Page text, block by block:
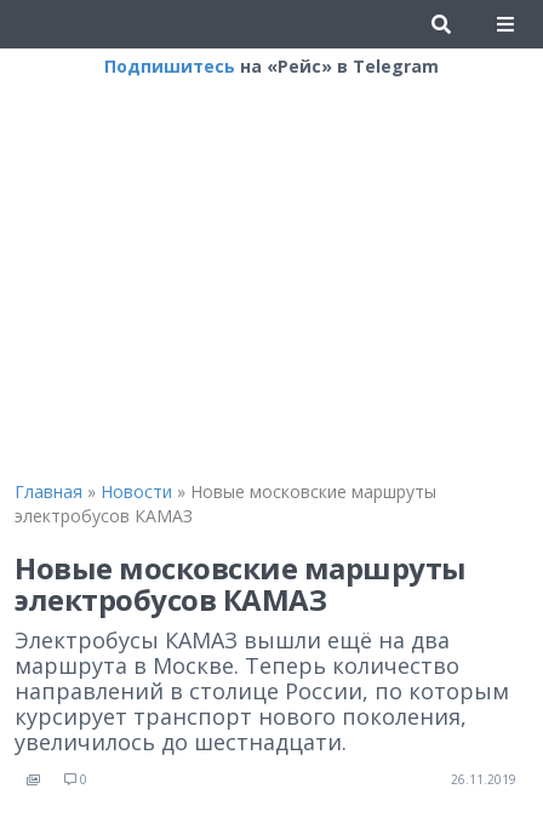
Подпишитесь на «Рейс» в Telegram
Главная » Новости » Новые московские маршруты
электробусов КАМАЗ
Новые московские маршруты
электробусов КАМАЗ
Электробусы КАМАЗ вышли ещё на два
маршрута в Москве. Теперь количество
направлений в столице России, по которым
курсирует транспорт нового поколения,
увеличилось до шестнадцати.
0 26.11.2019